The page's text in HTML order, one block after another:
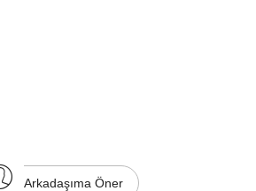
Arkadaşıma Öner